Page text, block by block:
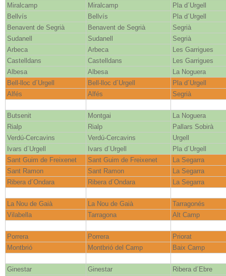
Miralcamp Miralcamp
Pla d´Urgell
Bellvís
Bellvís
Pla d´Urgell
Benavent de Segrià
Benavent de Segrià
Segrià
Sudanell
Sudanell
Segrià
Arbeca
Arbeca
Les Garrigues
Castelldans
Castelldans
Les Garrigues
Albesa
Albesa
La Noguera
Bell-lloc d´Urgell
Bell-lloc d´Urgell
Pla d´Urgell
Alfés
Alfés Segrià
Butsenit Montgai
La Noguera
Rialp
Rialp
Pallars Sobirà
Verdú-Cercavins
Verdú-Cercavins
Urgell
Ivars d´Urgell
Ivars d´Urgell
Pla d´Urgell
Sant Guim de Freixenet
Sant Guim de Freixenet
La Segarra
Sant Ramon
Sant Ramon
La Segarra
Ribera d´Ondara
Ribera d´Ondara La Segarra
La Nou de Gaià La Nou de Gaià
Tarragonés
Vilabella
Tarragona Alt Camp
Porrera Porrera
Priorat
Montbrió
Montbrió del Camp Baix Camp
Ginestar Ginestar Ribera d´Ebre